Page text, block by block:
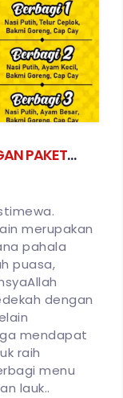
PAKET
merupakan
pahala
puasa,
dengan
mendapat
raih
menu
lauk..